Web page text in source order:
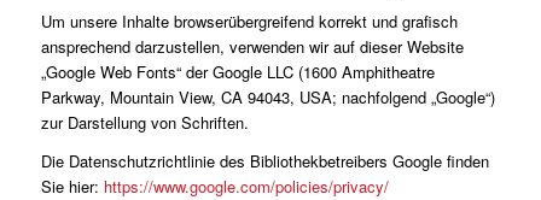
Um unsere Inhalte browserübergreifend korrekt und grafisch
ansprechend darzustellen, verwenden wir auf dieser Website
„Google Web Fonts“ der Google LLC (1600 Amphitheatre
Parkway, Mountain View, CA 94043, USA; nachfolgend „Google“)
zur Darstellung von Schriften.
Die Datenschutzrichtlinie des Bibliothekbetreibers Google finden
Sie hier: https://www.google.com/policies/privacy/